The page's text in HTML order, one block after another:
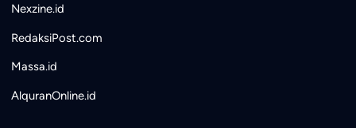
Nexzine.id
RedaksiPost.com
Massa.id
AlquranOnline.id